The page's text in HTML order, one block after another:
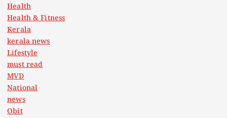
Health
Health & Fitness
Kerala
kerala news
Lifestyle
must read
MVD
National
news
Obit